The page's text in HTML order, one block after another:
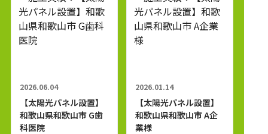
2026.06.04
【太陽光パネル設置】
和歌山県和歌山市 G歯
科医院
2026.01.14
【太陽光パネル設置】
和歌山県和歌山市 A企
業様